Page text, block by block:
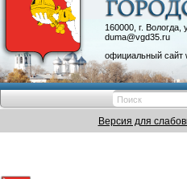
160000, г. Вологда,
duma@vgd35.ru
официальный сайт
Депутатские
Версия для